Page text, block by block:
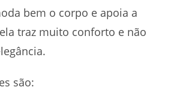
bem o corpo e apoia a
traz muito conforto e não
são: